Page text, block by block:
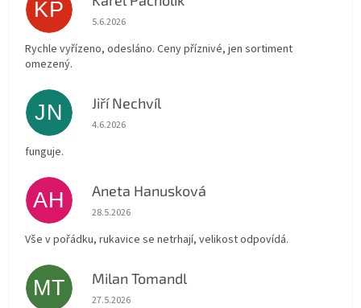
KP Hodnocení obchodu je 4 z 5 hvězdiček.
5.6.2026
Rychle vyřízeno, odesláno. Ceny příznivé, jen sortiment
omezený.
JN Jiří Nechvíl
Hodnocení obchodu je 5 z 5 hvězdiček.
4.6.2026
funguje.
AH Aneta Hanusková
Hodnocení obchodu je 5 z 5 hvězdiček.
28.5.2026
Vše v pořádku, rukavice se netrhají, velikost odpovídá.
MT Milan Tomandl
Hodnocení obchodu je 5 z 5 hvězdiček.
27.5.2026